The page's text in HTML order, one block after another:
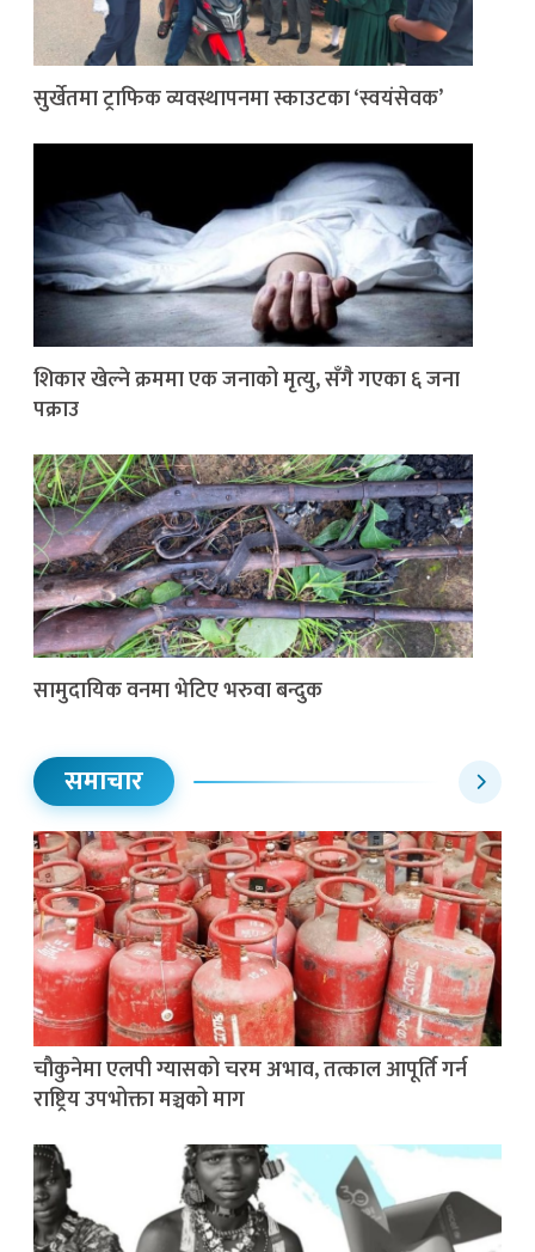
सुर्खेतमा ट्राफिक व्यवस्थापनमा स्काउटका ‘स्वयंसेवक’
शिकार खेल्ने क्रममा एक जनाको मृत्यु, सँगै गएका ६ जना
पक्राउ
सामुदायिक वनमा भेटिए भरुवा बन्दुक
समाचार
चौकुनेमा एलपी ग्यासको चरम अभाव, तत्काल आपूर्ति गर्न
राष्ट्रिय उपभोक्ता मञ्चको माग